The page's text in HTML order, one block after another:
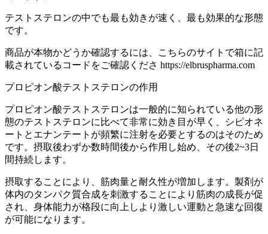
テストステロンの中でも最も効きが速く、最も効果的な形態
です。
商品が本物かどうか確認するには、こちらのサイトで箱に記
載されているコードをご確認くださ https://elbruspharma.com
プロピオン酸テストステロンの作用
プロピオン酸テストステロンは一般的に知られている他の形
態のテストステロンに比べて非常に効き目が早く、シピオネ
ートとエナンテートが頻繁に注射を必要とするのはそのため
です。摂取後わずか数時間後から作用し始め、その後2~3日
間持続します。
摂取することにより、筋肉量と耐久性が増加します。製剤が
体内のタンパク質合成を刺激することにより筋肉の成長が促
され、身体能力が格段に向上しより激しい運動と急速な回復
が可能になります。